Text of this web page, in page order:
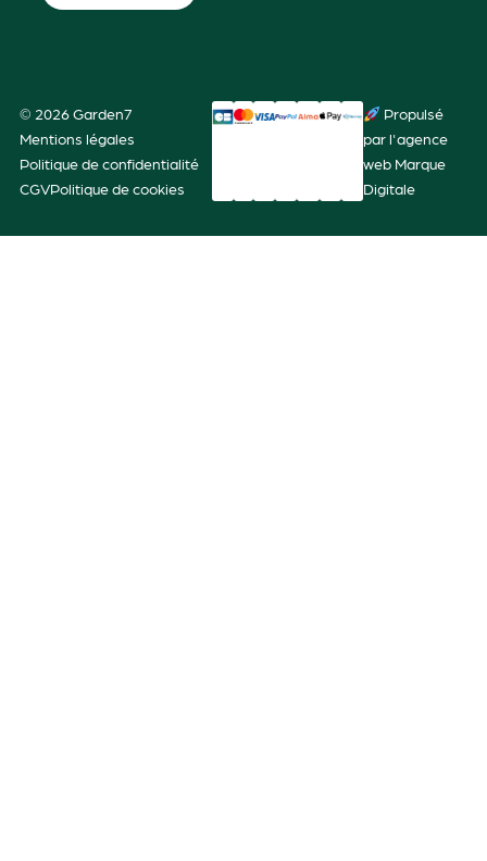
© 2026 Garden7
Mentions légales
Politique de confidentialité
CGVPolitique de cookies
Propulsé
par l'agence
web Marque
Digitale